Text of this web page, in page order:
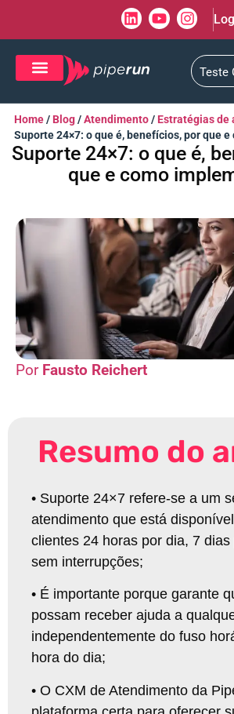
Teste
Home/ Blog/Atendimento/ Estratégias de
Suporte 24×7: o que é, benefícios, por que
Suporte 24×7: o que é,
que e como
Fausto Reichert
Resumo do
• Suporte 24×7 refere-se a um
atendimento que está
clientes 24 horas por dia, 7 dias
sem interrupções;
• É importante porque garante
possam receber ajuda a
independentemente do fuso
hora do dia;
• O CXM de Atendimento da